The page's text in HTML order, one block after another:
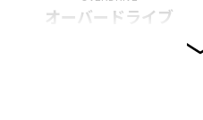
オーバードライブ